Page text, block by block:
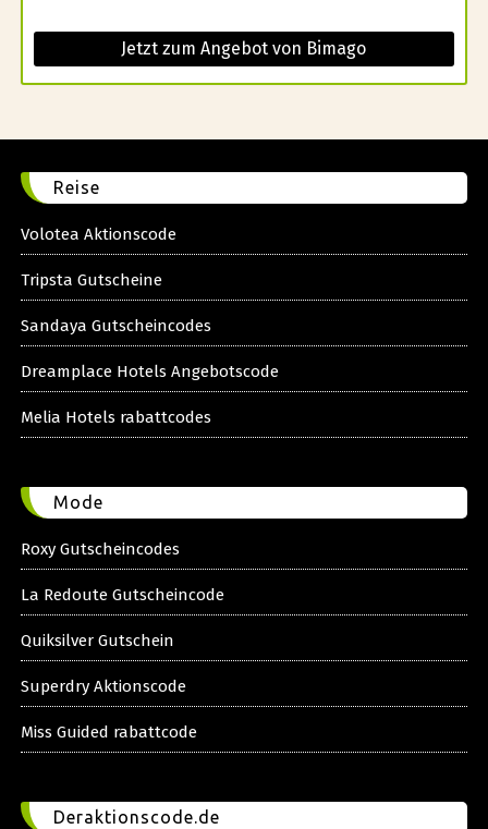
Jetzt zum Angebot von Bimago
Reise
Volotea Aktionscode
Tripsta Gutscheine
Sandaya Gutscheincodes
Dreamplace Hotels Angebotscode
Melia Hotels rabattcodes
Mode
Roxy Gutscheincodes
La Redoute Gutscheincode
Quiksilver Gutschein
Superdry Aktionscode
Miss Guided rabattcode
Deraktionscode.de